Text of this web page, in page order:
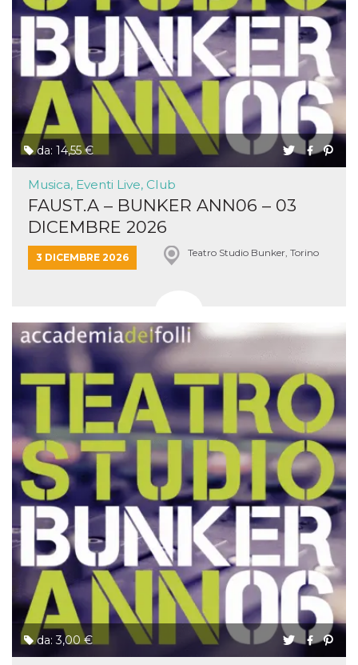
da: 14,55 €
Musica, Eventi Live, Club
FAUST.A – BUNKER ANN06 – 03
DICEMBRE 2026
3 DICEMBRE 2026 Teatro Studio Bunker, Torino
da: 3,00 €